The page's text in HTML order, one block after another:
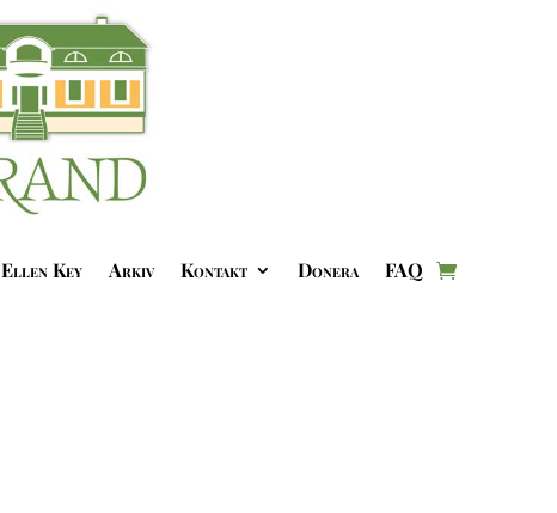
Ellen Key Arkiv Kontakt Donera FAQ